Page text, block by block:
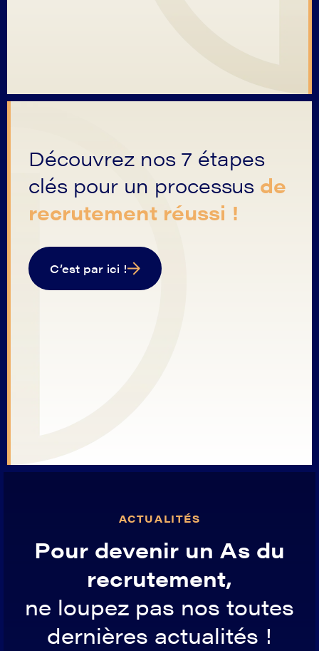
Découvrez nos 7 étapes
clés pour un processus de
recrutement réussi !
C’est par ici !
ACTUALITÉS
Pour devenir un As du
recrutement,
ne loupez pas nos toutes
dernières actualités !